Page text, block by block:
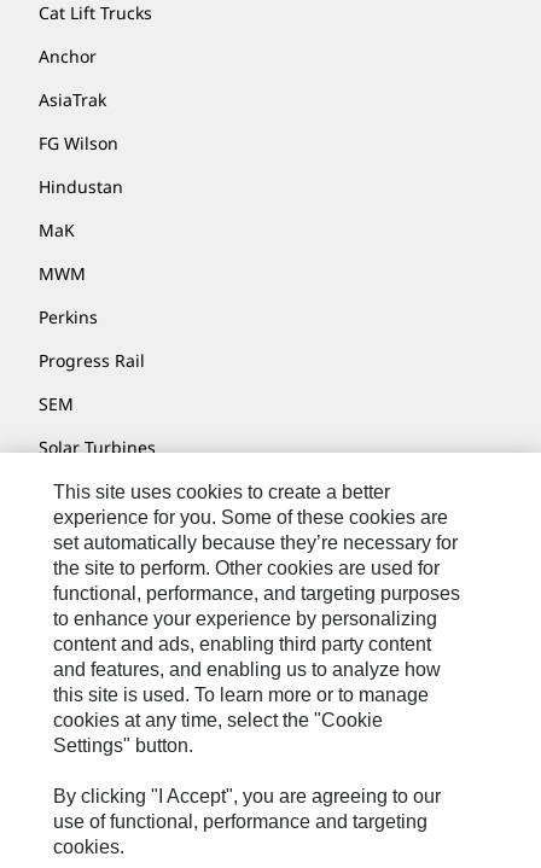
Cat Lift Trucks
Anchor
AsiaTrak
FG Wilson
Hindustan
MaK
MWM
Perkins
Progress Rail
SEM
Solar Turbines
SPM Oil & Gas
Turner Powertrain Systems
Fale Conosco
Mapa Do Local
Cookie Settings
Termos De Uso
Privacidade
Cat.com
This site uses cookies to create a better
experience for you. Some of these cookies are
set automatically because they’re necessary for
the site to perform. Other cookies are used for
functional, performance, and targeting purposes
to enhance your experience by personalizing
content and ads, enabling third party content
and features, and enabling us to analyze how
this site is used. To learn more or to manage
cookies at any time, select the "Cookie
Settings" button.
By clicking "I Accept", you are agreeing to our
use of functional, performance and targeting
cookies.